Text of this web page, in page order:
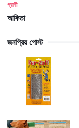
প্রাণী
আকিতা
জনপ্রিয় পোস্ট